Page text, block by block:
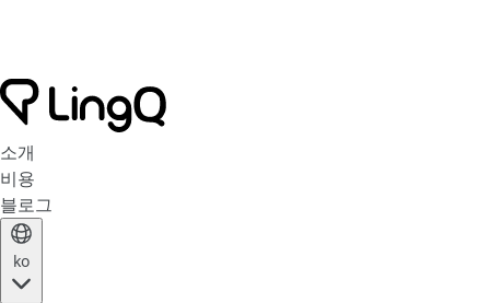
소개
비용
블로그
ko